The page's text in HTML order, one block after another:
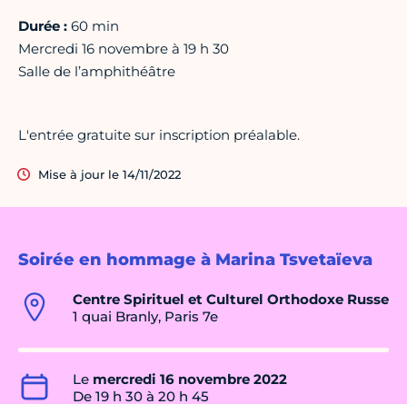
Soirée en hommage à Marina Tsvetaïeva
Centre Spirituel et Culturel Orthodoxe Russe
1 quai Branly, Paris 7e
Le mercredi 16 novembre 2022
De 19 h 30 à 20 h 45
Durée : 60 min
Mercredi 16 novembre à 19 h 30
Salle de l’amphithéâtre
L'entrée gratuite sur inscription préalable.
Mise à jour le 14/11/2022